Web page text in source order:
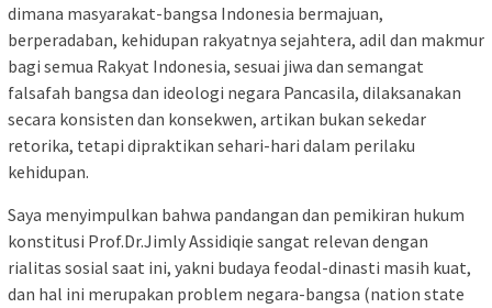
dimana masyarakat-bangsa Indonesia bermajuan,
berperadaban, kehidupan rakyatnya sejahtera, adil dan makmur
bagi semua Rakyat Indonesia, sesuai jiwa dan semangat
falsafah bangsa dan ideologi negara Pancasila, dilaksanakan
secara konsisten dan konsekwen, artikan bukan sekedar
retorika, tetapi dipraktikan sehari-hari dalam perilaku
kehidupan.
Saya menyimpulkan bahwa pandangan dan pemikiran hukum
konstitusi Prof.Dr.Jimly Assidiqie sangat relevan dengan
rialitas sosial saat ini, yakni budaya feodal-dinasti masih kuat,
dan hal ini merupakan problem negara-bangsa (nation state